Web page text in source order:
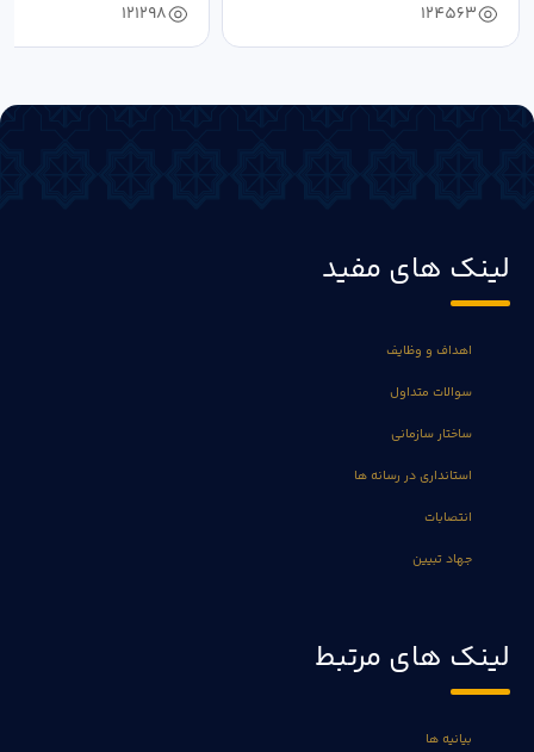
124563
121298
لینک های مفید
اهداف و وظایف
سوالات متداول
ساختار سازمانی
استانداری در رسانه ها
انتصابات
جهاد تبیین
لینک های مرتبط
بیانیه ها